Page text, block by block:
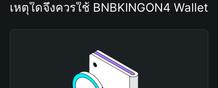
เหตุใดจึงควรใช้ BNBKINGON4 Wallet